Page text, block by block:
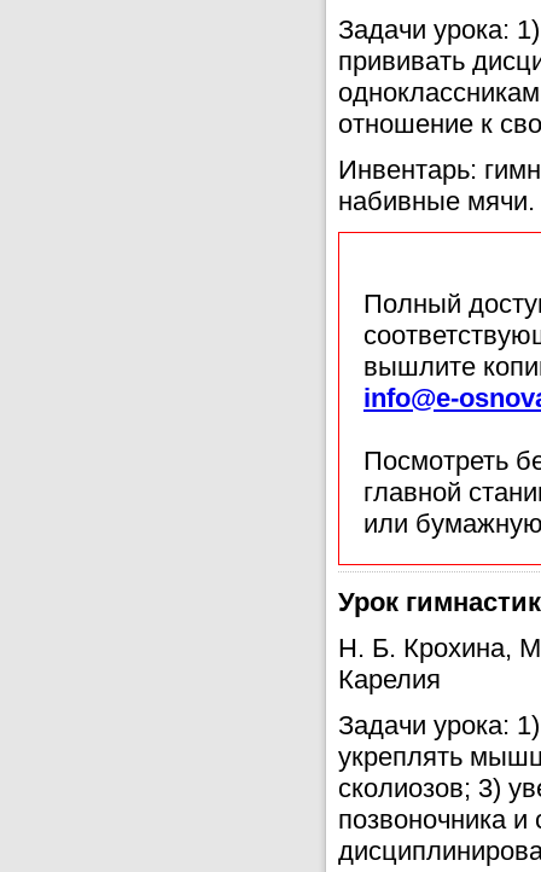
Задачи урока:
прививать
отношение к
Инвентарь:
набивные мячи.
Полный
вышлите
info@e-
Посмотреть
главной
или
Урок
Н. Б. Крохина,
Карелия
Задачи урока:
укреплять
сколиозов; 3)
позвоночника